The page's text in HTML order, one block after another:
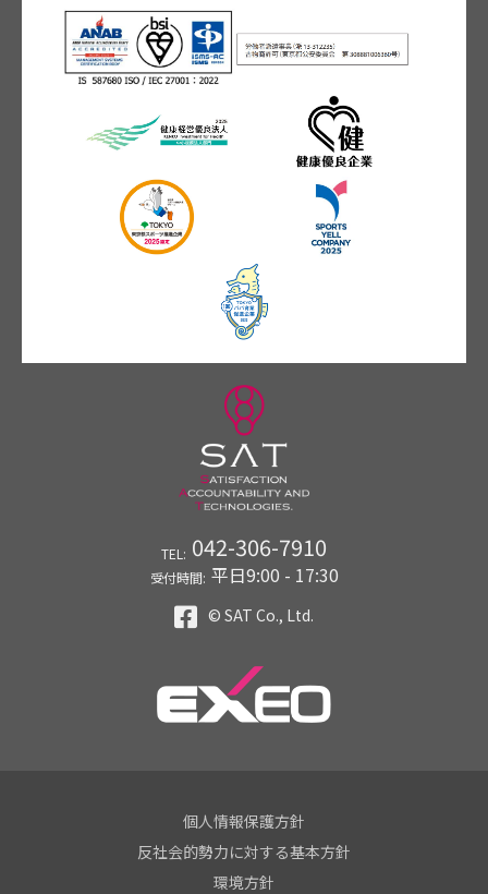
TEL: 042-306-7910
受付時間: 平日9:00 - 17:30
© SAT Co., Ltd.
個人情報保護方針
反社会的勢力に対する基本方針
環境方針